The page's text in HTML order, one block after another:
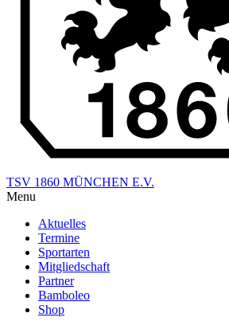
TSV 1860 MÜNCHEN E.V.
Menu
Aktuelles
Termine
Sportarten
Mitgliedschaft
Partner
Bamboleo
Shop